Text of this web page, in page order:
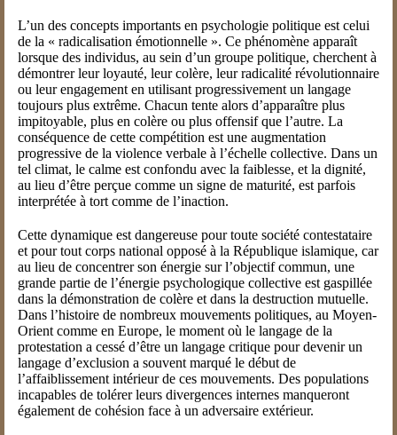
L’un des concepts importants en psychologie politique est celui
de la « radicalisation émotionnelle ». Ce phénomène apparaît
lorsque des individus, au sein d’un groupe politique, cherchent à
démontrer leur loyauté, leur colère, leur radicalité révolutionnaire
ou leur engagement en utilisant progressivement un langage
toujours plus extrême. Chacun tente alors d’apparaître plus
impitoyable, plus en colère ou plus offensif que l’autre. La
conséquence de cette compétition est une augmentation
progressive de la violence verbale à l’échelle collective. Dans un
tel climat, le calme est confondu avec la faiblesse, et la dignité,
au lieu d’être perçue comme un signe de maturité, est parfois
interprétée à tort comme de l’inaction.
Cette dynamique est dangereuse pour toute société contestataire
et pour tout corps national opposé à la République islamique, car
au lieu de concentrer son énergie sur l’objectif commun, une
grande partie de l’énergie psychologique collective est gaspillée
dans la démonstration de colère et dans la destruction mutuelle.
Dans l’histoire de nombreux mouvements politiques, au Moyen-
Orient comme en Europe, le moment où le langage de la
protestation a cessé d’être un langage critique pour devenir un
langage d’exclusion a souvent marqué le début de
l’affaiblissement intérieur de ces mouvements. Des populations
incapables de tolérer leurs divergences internes manqueront
également de cohésion face à un adversaire extérieur.